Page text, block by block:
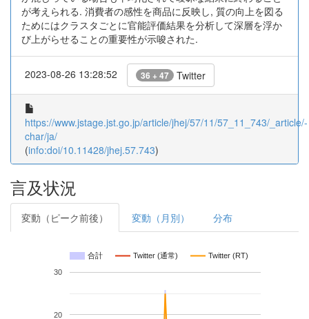
が考えられる. 消費者の感性を商品に反映し, 質の向上を図る
ためにはクラスタごとに官能評価結果を分析して深層を浮か
び上がらせることの重要性が示唆された.
2023-08-26 13:28:52 36 + 47 Twitter
https://www.jstage.jst.go.jp/article/jhej/57/11/57_11_743/_article/-
char/ja/
(info:doi/10.11428/jhej.57.743)
言及状況
変動（ピーク前後） 変動（月別） 分布
合計 Twitter (通常) Twitter (RT)
20
30